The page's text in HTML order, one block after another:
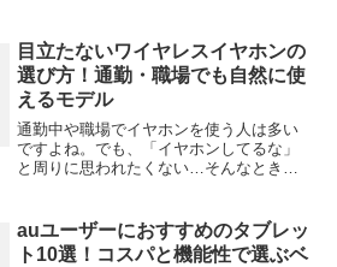
まく撮れないことも。この記事では、
Android・iPad・F...
目立たないワイヤレスイヤホンの
選び方！通勤・職場でも自然に使
えるモデル
通勤中や職場でイヤホンを使う人は多い
ですよね。でも、「イヤホンしてるな」
と周りに思われたくない…そんなときに
自然に使えるイヤホンを選ぶためのポイ
ントや、実際のおすす...
auユーザーにおすすめのタブレッ
ト10選！コスパと機能性で選ぶベ